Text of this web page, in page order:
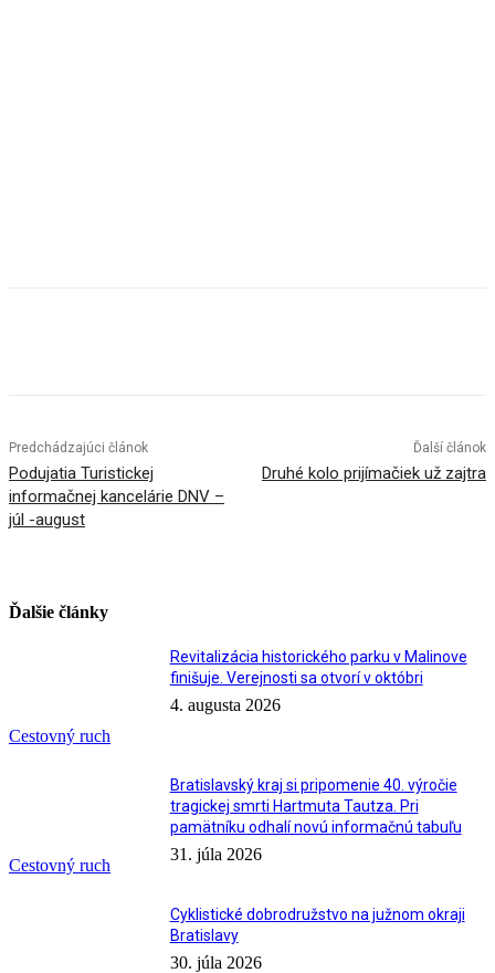
Predchádzajúci článok
Podujatia Turistickej
informačnej kancelárie DNV –
júl -august
Ďalší článok
Druhé kolo prijímačiek už zajtra
Ďalšie články
Cestovný ruch
Revitalizácia historického parku v Malinove
finišuje. Verejnosti sa otvorí v októbri
4. augusta 2026
Cestovný ruch
Bratislavský kraj si pripomenie 40. výročie
tragickej smrti Hartmuta Tautza. Pri
pamätníku odhalí novú informačnú tabuľu
31. júla 2026
Cyklistické dobrodružstvo na južnom okraji
Bratislavy
30. júla 2026